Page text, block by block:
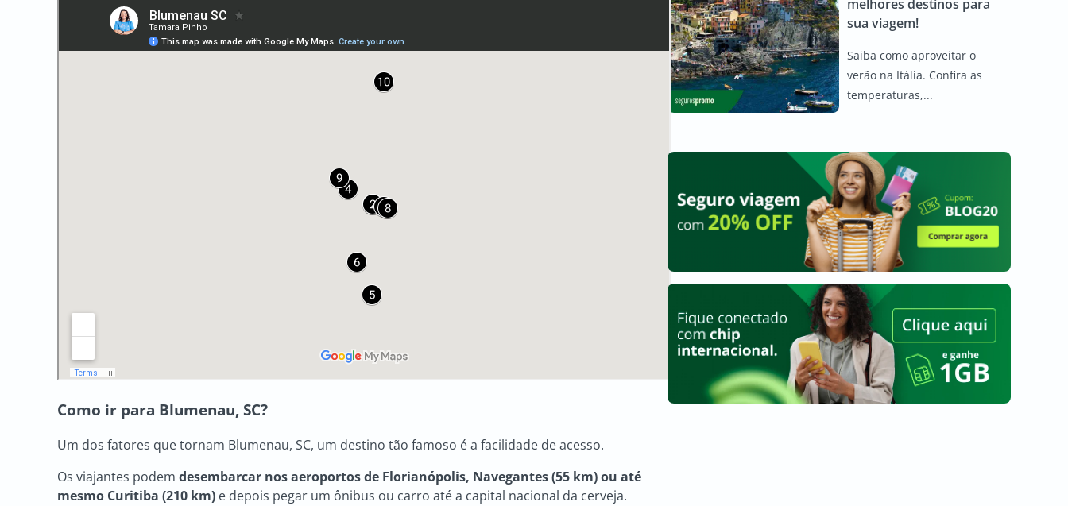
Como ir para Blumenau, SC?
Um dos fatores que tornam Blumenau, SC, um destino tão famoso é a facilidade de acesso.
Os viajantes podem desembarcar nos aeroportos de Florianópolis, Navegantes (55 km) ou até
mesmo Curitiba (210 km) e depois pegar um ônibus ou carro até a capital nacional da cerveja.
melhores destinos para
sua viagem!
Saiba como aproveitar o
verão na Itália. Confira as
temperaturas,...